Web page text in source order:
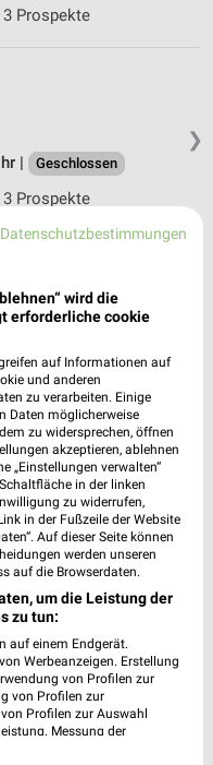
3 Prospekte
❯
|
Geschlossen
3 Prospekte
3 Prospekte
|
Geschlossen
3 Prospekte
| Geschlossen
Datenschutzbestimmungen
wird die
erforderliche cookie
auf Informationen auf
und anderen
zu verarbeiten. Einige
Daten möglicherweise
zu widersprechen, öffnen
akzeptieren, ablehnen
„Einstellungen verwalten“
in der linken
zu widerrufen,
in der Fußzeile der Website
Auf dieser Seite können
werden unseren
auf die Browserdaten.
um die Leistung der
zu tun:
auf einem Endgerät.
Werbeanzeigen. Erstellung
von Profilen zur
von Profilen zur
Profilen zur Auswahl
Messung der